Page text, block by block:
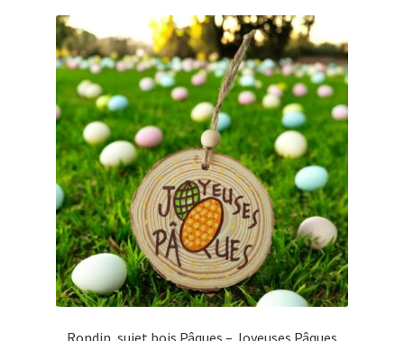
Les
options
peuvent
être
choisies
sur
la
page
du
produit